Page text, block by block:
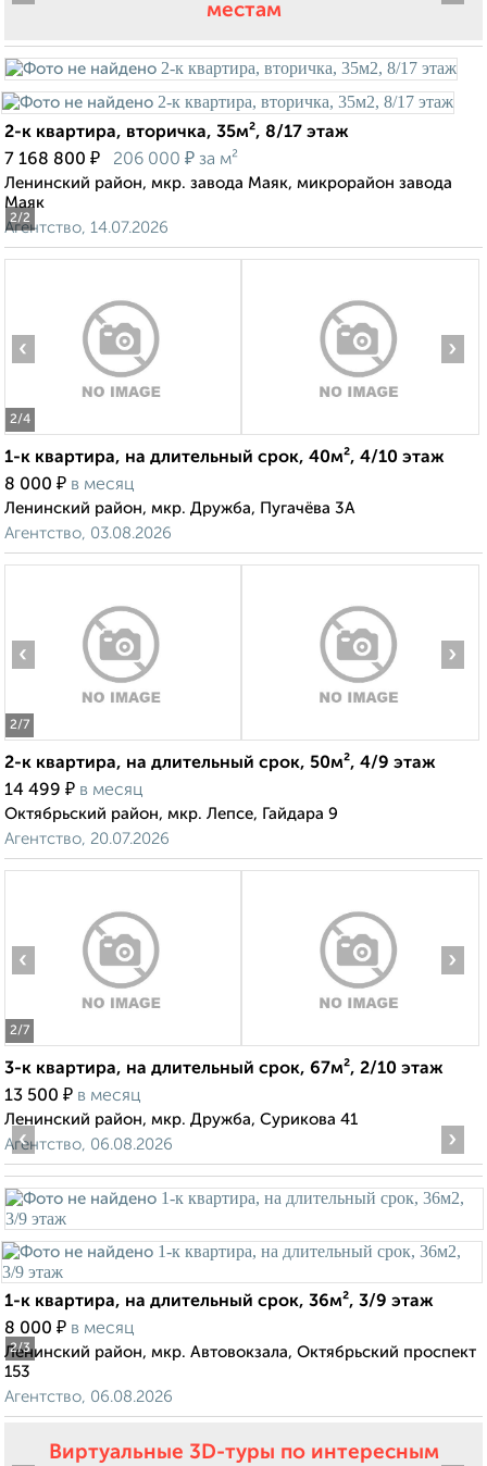
местам
2/2
2-к квартира, вторичка, 35м², 8/17 этаж
7 168 800 ₽ 206 000 ₽ за м²
Ленинский район, мкр. завода Маяк, микрорайон завода
Маяк
Агентство, 14.07.2026
2/4
‹ ›
1-к квартира, на длительный срок, 40м², 4/10 этаж
8 000 ₽ в месяц
Ленинский район, мкр. Дружба, Пугачёва 3А
Агентство, 03.08.2026
2/7
‹ ›
2-к квартира, на длительный срок, 50м², 4/9 этаж
14 499 ₽ в месяц
Октябрьский район, мкр. Лепсе, Гайдара 9
Агентство, 20.07.2026
2/7
‹ ›
3-к квартира, на длительный срок, 67м², 2/10 этаж
13 500 ₽ в месяц
Ленинский район, мкр. Дружба, Сурикова 41
Агентство, 06.08.2026
2/3
‹ ›
1-к квартира, на длительный срок, 36м², 3/9 этаж
8 000 ₽ в месяц
Ленинский район, мкр. Автовокзала, Октябрьский проспект
153
Агентство, 06.08.2026
Виртуальные 3D-туры по интересным